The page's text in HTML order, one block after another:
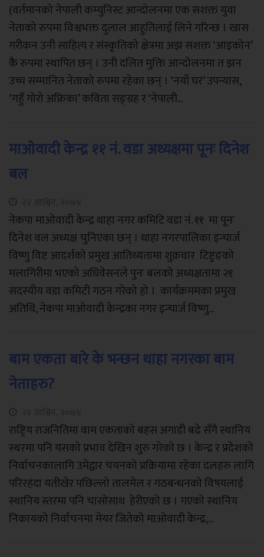
(वर्तमानको नेपाली कम्युनिस्ट आन्दोलनमा एक सशक्त युवा
नेताको रुपमा विश्वभक्त दुलाल आहुतिलाई लिने गरिन्छ । खास
गरीकन उनी साहित्य र संस्कृतिको क्षेत्रमा अझ सशक्त ‘आइकोन’
कै रुपमा स्थापित छन् । उनी दलित मुक्ति आन्दोलनमा त झन
उच्च सम्मानित नेताको रुपमा रहेका छन् । ‘नयाँ घर’ उपन्यास,
‘गहुँ गोरो अफ्रिका’ कविता सङ्ग्रह र ‘नेपाली...
माओवादी केन्द्र ११ नं. वडा अध्यक्षमा पूनः दिनेश
बल
नेकपा माओवादी केन्द्र थाहा नगर कमिटि वडा नं. ११ मा पूनः
दिनेश वल अध्यक्ष चुनिएका छन् । थाहा नगरपालिका इन्चार्ज
विष्णु विष्ट आदर्शको प्रमुख आतिथ्यतामा शुक्रवार टिष्टुङको
मलागिरीमा भएको अधिवेसनले पुनः बलको अध्यक्षतामा २१
सदस्यीय वडा कमिटी गठन गरेको हो । कार्यक्रममका प्रमुख
अतिथि, नेकपा माओवादी केन्द्रका नगर इन्चार्ज विष्णु...
बाम एकता बारे के भन्छन थाहा नगरका बाम
नेताहरु?
राष्ट्रिय राजनितिमा वाम एकताको बहस अगाडी बढे सँगै स्थानिय
स्थरमा पनि यसको प्रभाव देखिन शुरु गरेको छ । केन्द्र र प्रदेशको
निर्वाचनकालागि उमेद्वार चयनको प्रक्रियामा रहेका दलहरु लागि
परिरहंदा यतीखेर पछिल्लो तालमेल र गठबन्धनको विषयलाई
स्थानिय स्तरमा पनि चासोसाथ हेरीएको छ । गएको स्थानिय
निकायको निर्वाचनमा मेयर जितेको माओवादी केन्द्र,...